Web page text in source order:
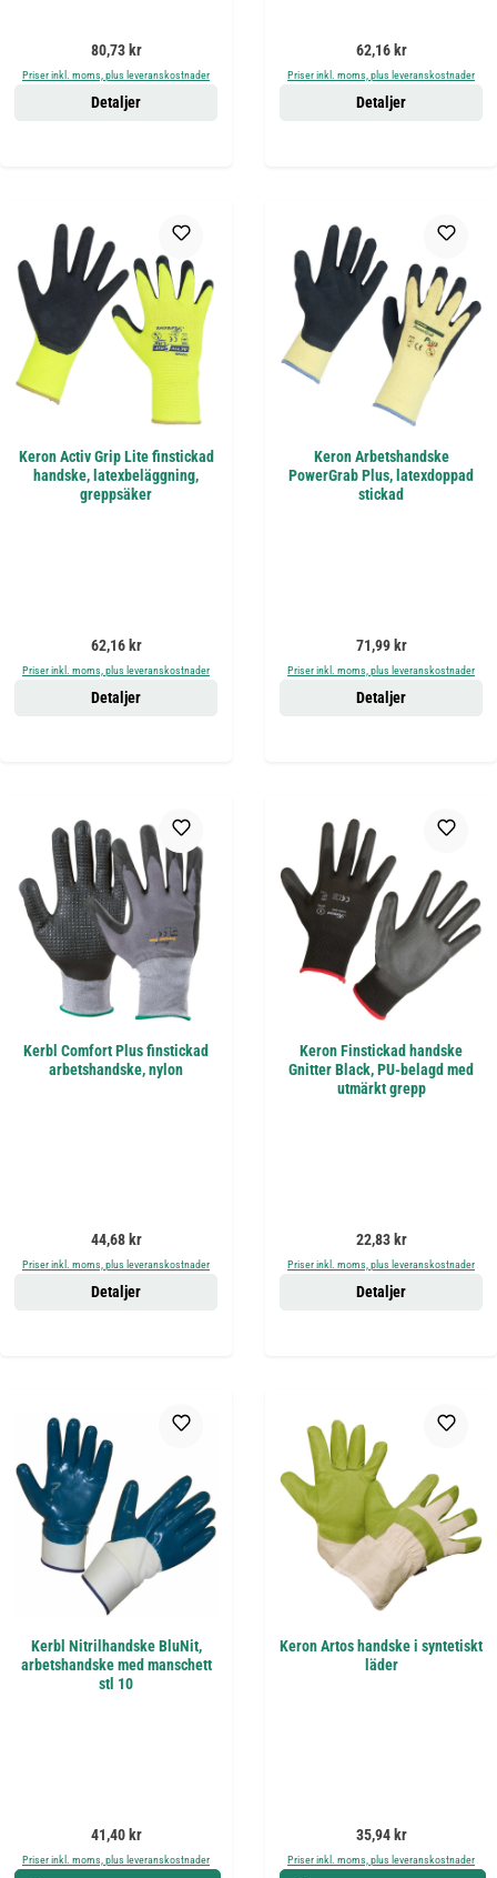
Ordinarie pris:
80,73 kr
Priser inkl. moms, plus leveranskostnader
Detaljer
Ordinarie pris:
62,16 kr
Priser inkl. moms, plus leveranskostnader
Detaljer
Keron Activ Grip Lite finstickad
handske, latexbeläggning,
greppsäker
Ordinarie pris:
62,16 kr
Priser inkl. moms, plus leveranskostnader
Detaljer
Keron Arbetshandske
PowerGrab Plus, latexdoppad
stickad
Ordinarie pris:
71,99 kr
Priser inkl. moms, plus leveranskostnader
Detaljer
Kerbl Comfort Plus finstickad
arbetshandske, nylon
Ordinarie pris:
44,68 kr
Priser inkl. moms, plus leveranskostnader
Detaljer
Keron Finstickad handske
Gnitter Black, PU-belagd med
utmärkt grepp
Ordinarie pris:
22,83 kr
Priser inkl. moms, plus leveranskostnader
Detaljer
Kerbl Nitrilhandske BluNit,
arbetshandske med manschett
stl 10
Ordinarie pris:
41,40 kr
Priser inkl. moms, plus leveranskostnader
Keron Artos handske i syntetiskt
läder
Ordinarie pris:
35,94 kr
Priser inkl. moms, plus leveranskostnader